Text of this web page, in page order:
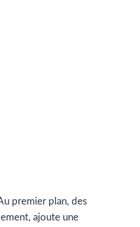
premier plan, des
ajoute une